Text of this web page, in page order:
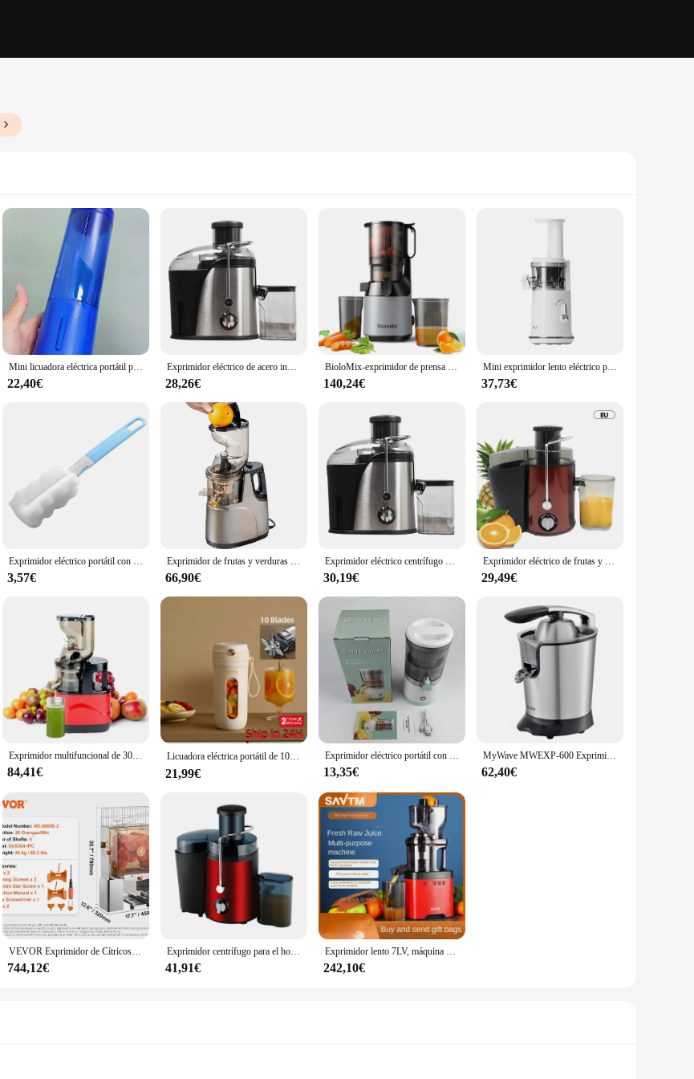
Mini licuadora eléctrica portátil para batidos y batidos, máquina multifunción para hacer zumo fresco, cocina
22,40€
Exprimidor eléctrico de acero inoxidable, máquina centrífuga de jugo fresco, fácil de limpiar y antigoteo, 2 velocidades, 800W
28,26€
BioloMix-exprimidor de prensa en frío, con conducto de alimentación de 130mm, apto para frutas y verduras completas, alto rendimiento de jugo, exprimidor de masticulación lento sin BPA
140,24€
Mini exprimidor lento eléctrico portátil, Extractor de jugo de limón, fabricante de jugo de fruta, licuadora de fácil limpieza, puede hacer helados Mini-Pro
37,73€
Exprimidor eléctrico portátil con carga USB, exprimidor de 6 cuchillas, limón, naranja, Mini tazas de jugo, máquina para hacer jugo para el hogar
3,57€
Exprimidor de frutas y verduras multifuncional portátil, máquina pequeña de separación de residuos de jugo, 800W
66,90€
Exprimidor eléctrico centrífugo de 800W, Extractor de zumo de frutas y verduras con boca grande de 3 pulgadas, mezclador de 2 velocidades, botella
30,19€
Exprimidor eléctrico de frutas y verduras, máquina exprimidora multifunción de 400 RPM, 12000 W, electrodomésticos de cocina
29,49€
Exprimidor multifuncional de 300W, prensa en frío, separación de residuos para el hogar, Extractor de zumo de frutas y verduras de gran calibre
84,41€
Licuadora eléctrica portátil de 10 cuchillas，10 Blades 3000mAh，recargable por USB，exprimidor de frutas de 350ML，
21,99€
Exprimidor eléctrico portátil con carga USB, licuadora de naranja, limón y frutas, Mini exprimidor de jugo doméstico, mezclador de cítricos para viajes
13,35€
MyWave MWEXP-600 Exprimidor Nido Pro con palanca 600W
62,40€
VEVOR Exprimidor de Cítricos Eléctrico Comercial Extractor de Zumo 120W Alimentación Automática con Filtro Extraíble Cubo Recolector de Cáscaras para Naranja, Pomelo, Restaurante, Cafetería, Frutería
744,12€
Exprimidor centrífugo para el hogar, máquina de jugo eléctrica de gran calibre, separación de residuos, exprimidor de verduras, UE, Reino Unido
41,91€
Exprimidor lento 7LV, máquina eléctrica de zumo con tornillo, 220V, filtro de acero inoxidable, prensa en frío de gran calibre, Extractor de frutas
242,10€